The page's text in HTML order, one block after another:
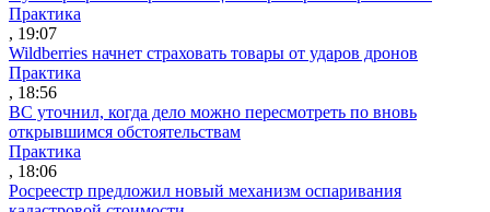
Практика
, 19:07
Wildberries начнет страховать товары от ударов дронов
Практика
, 18:56
ВС уточнил, когда дело можно пересмотреть по вновь
открывшимся обстоятельствам
Практика
, 18:06
Росреестр предложил новый механизм оспаривания